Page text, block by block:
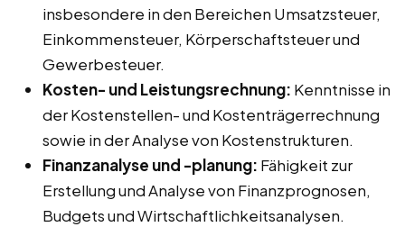
insbesondere in den Bereichen Umsatzsteuer,
Einkommensteuer, Körperschaftsteuer und
Gewerbesteuer.
Kosten- und Leistungsrechnung: Kenntnisse in
der Kostenstellen- und Kostenträgerrechnung
sowie in der Analyse von Kostenstrukturen.
Finanzanalyse und -planung: Fähigkeit zur
Erstellung und Analyse von Finanzprognosen,
Budgets und Wirtschaftlichkeitsanalysen.